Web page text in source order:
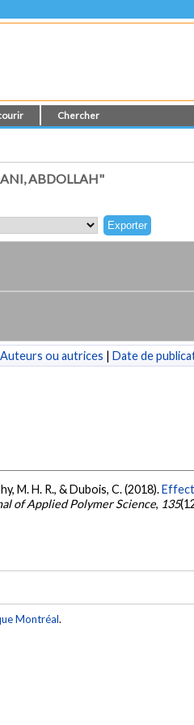
Chercher
ABDOLLAH"
Auteurs ou autrices | Date de
M. H. R., & Dubois, C. (2018).
of Applied Polymer Science, 135
Montréal.